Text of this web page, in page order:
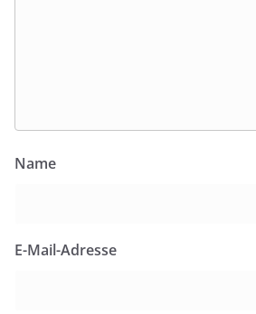
Name
E-Mail-Adresse